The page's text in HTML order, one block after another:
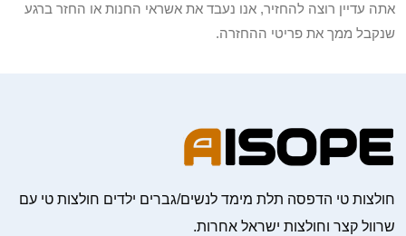
אתה עדיין רוצה להחזיר, אנו נעבד את אשראי החנות או החזר ברגע
שנקבל ממך את פריטי ההחזרה.
חולצות טי הדפסה תלת מימד לנשים/גברים ילדים חולצות טי עם
שרוול קצר וחולצות ישראל אחרות.